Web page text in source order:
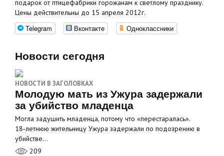
подарок от птицефабрики горожанам к светлому празднику.
Цены действительны до 15 апреля 2012г.
Telegram Вконтакте Одноклассники
Новости сегодня
НОВОСТИ В ЗАГОЛОВКАХ
Молодую мать из Ужура задержали
за убийство младенца
Могла задушить младенца, потому что «перестаралась».
18‑летнюю жительницу Ужура задержали по подозрению в
убийстве…
209